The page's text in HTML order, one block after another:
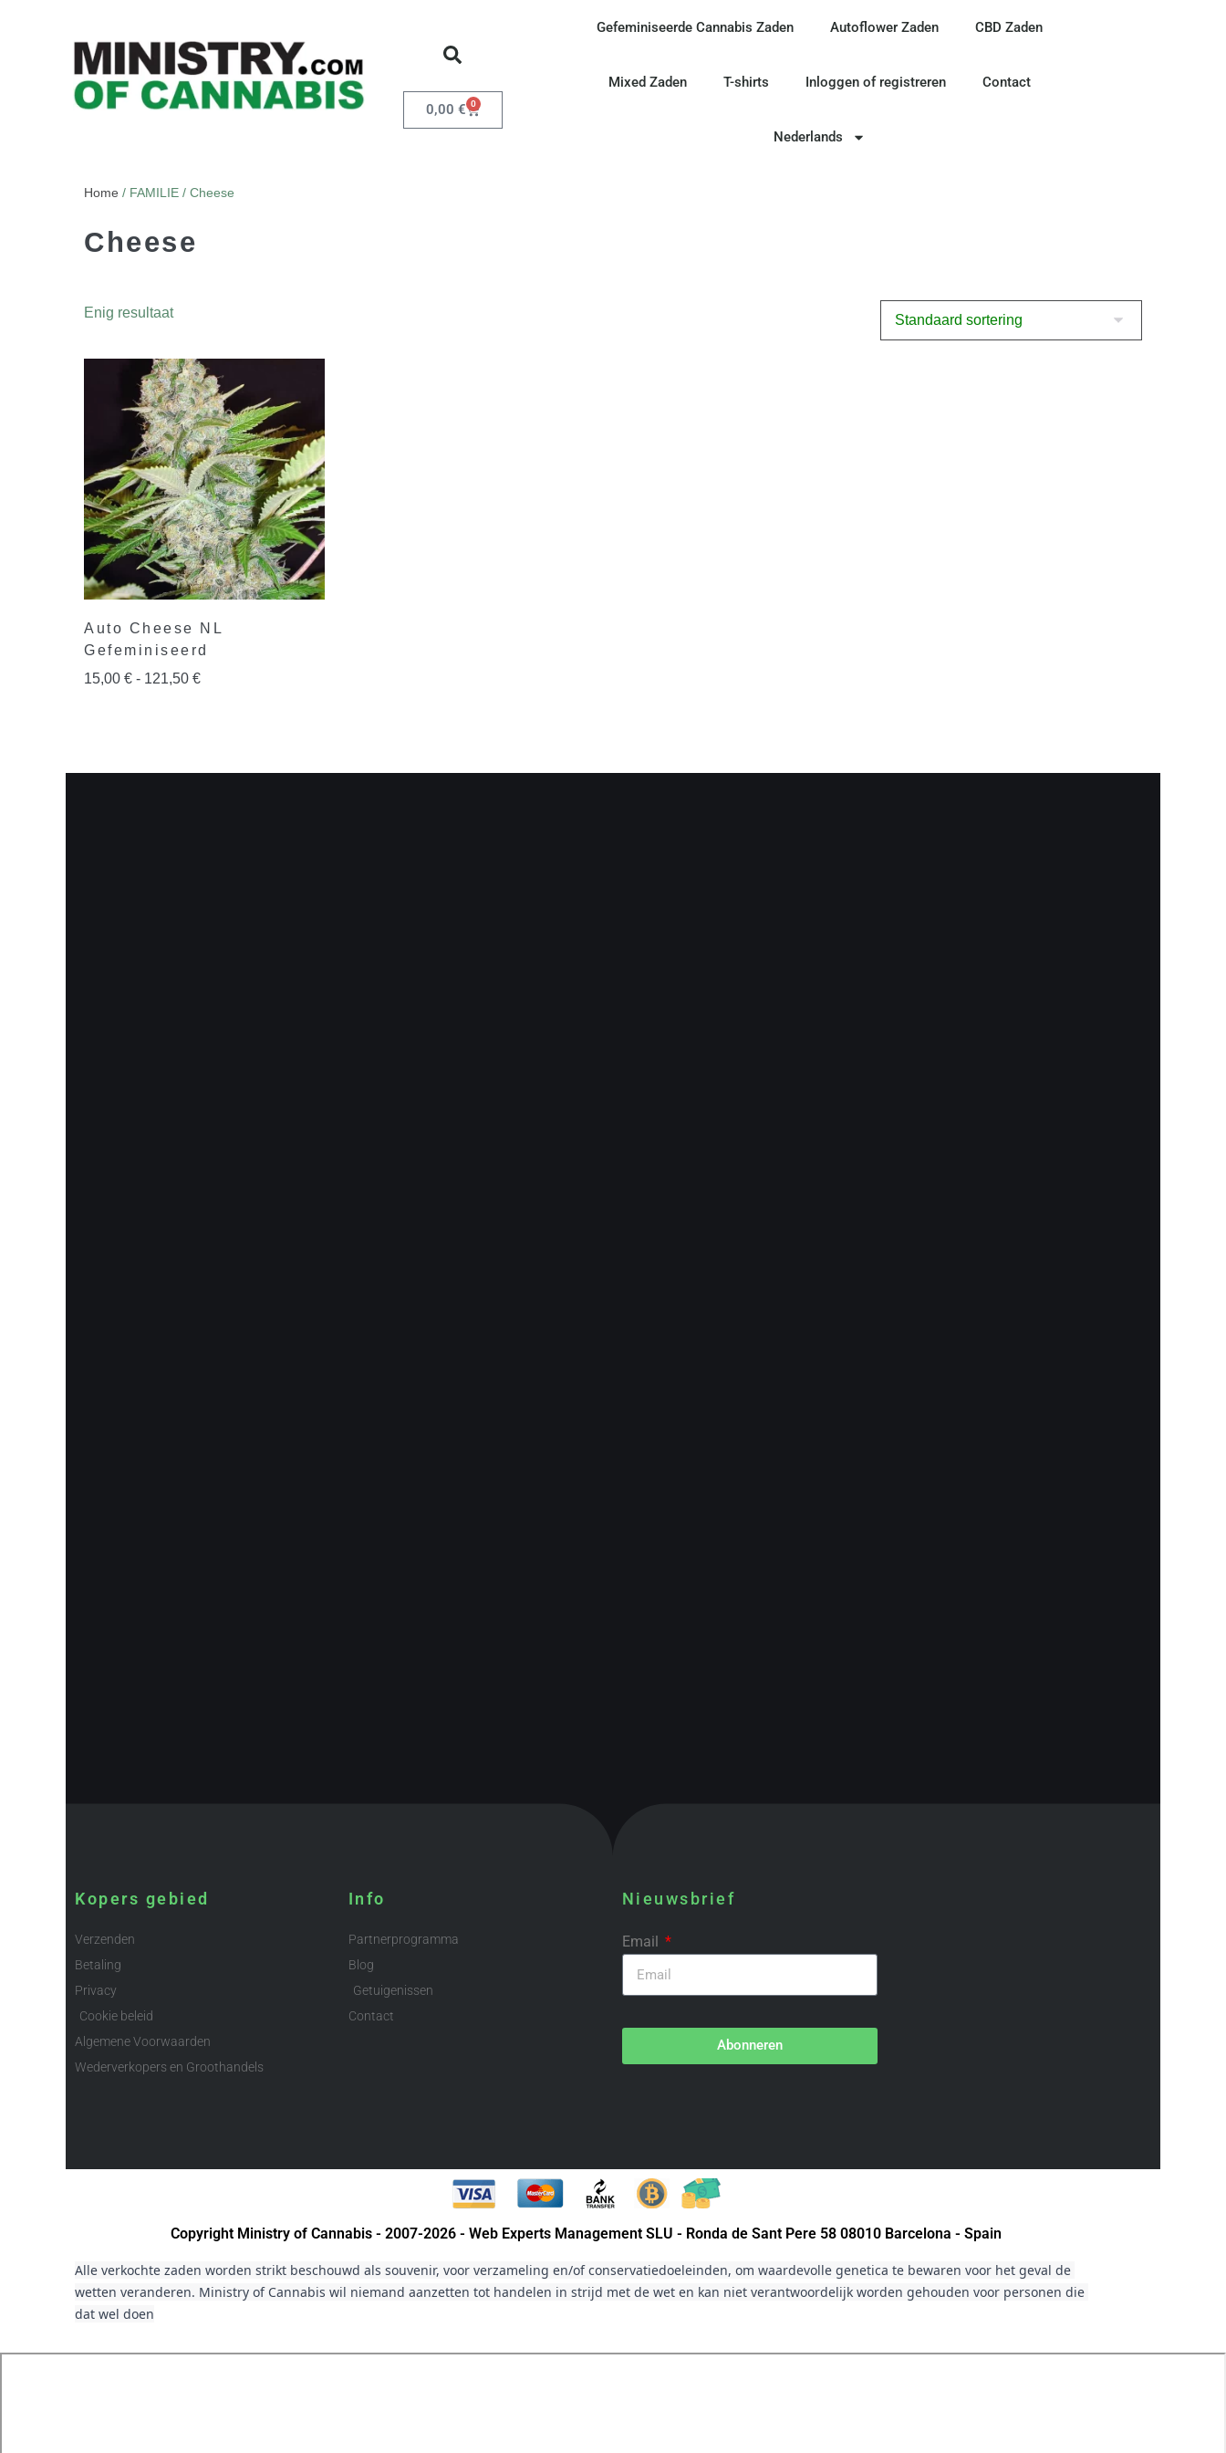
0,00 € 0
Gefeminiseerde Cannabis Zaden Autoflower Zaden CBD Zaden
Mixed Zaden T-shirts Inloggen of registreren Contact
Nederlands
Home / FAMILIE / Cheese
Cheese
Enig resultaat
Auto Cheese NL
Gefeminiseerd
15,00 € - 121,50 €
Kopers gebied
Verzenden
Betaling
Privacy
Cookie beleid
Algemene Voorwaarden
Wederverkopers en Groothandels
Info
Partnerprogramma
Blog
Getuigenissen
Contact
Nieuwsbrief
Email
Abonneren
Copyright Ministry of Cannabis - 2007-2026 - Web Experts Management SLU - Ronda de Sant Pere 58 08010 Barcelona - Spain
Alle verkochte zaden worden strikt beschouwd als souvenir, voor verzameling en/of conservatiedoeleinden, om waardevolle genetica te bewaren voor het geval de
wetten veranderen. Ministry of Cannabis wil niemand aanzetten tot handelen in strijd met de wet en kan niet verantwoordelijk worden gehouden voor personen die
dat wel doen